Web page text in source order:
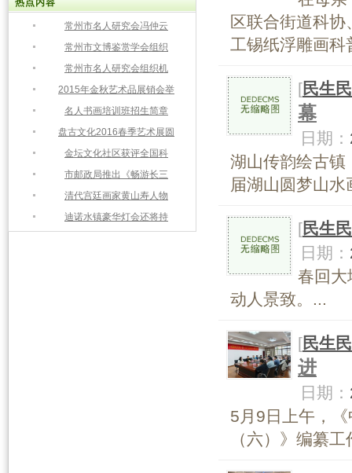
热点内容
常州市名人研究会冯仲云
常州市文博鉴赏学会组织
常州市名人研究会组织机
2015年金秋艺术品展销会举
名人书画培训班招生简章
盘古文化2016春季艺术展圆
金坛文化社区获评全国科
市邮政局推出《畅游长三
清代宫廷画家黄山寿人物
迪诺水镇豪华灯会还将持
区联合街道科
工锡纸浮雕画科
[民生
幕
日期：
湖山传韵绘古镇
届湖山圆梦山
[民生
日期：
春回大
动人景致。...
[民生
进
日期：
5月9日上午，《
（六）》编纂